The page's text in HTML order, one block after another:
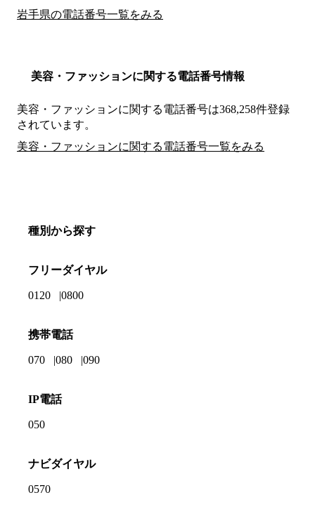
岩手県の電話番号一覧をみる
美容・ファッションに関する電話番号情報
美容・ファッションに関する電話番号は368,258件登録
されています。
美容・ファッションに関する電話番号一覧をみる
種別から探す
フリーダイヤル
0120 0800
携帯電話
070 080 090
IP電話
050
ナビダイヤル
0570